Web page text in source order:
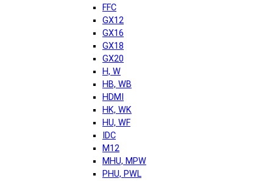
FFC
GX12
GX16
GX18
GX20
H, W
HB, WB
HDMI
HK, WK
HU, WF
IDC
M12
MHU, MPW
PHU, PWL